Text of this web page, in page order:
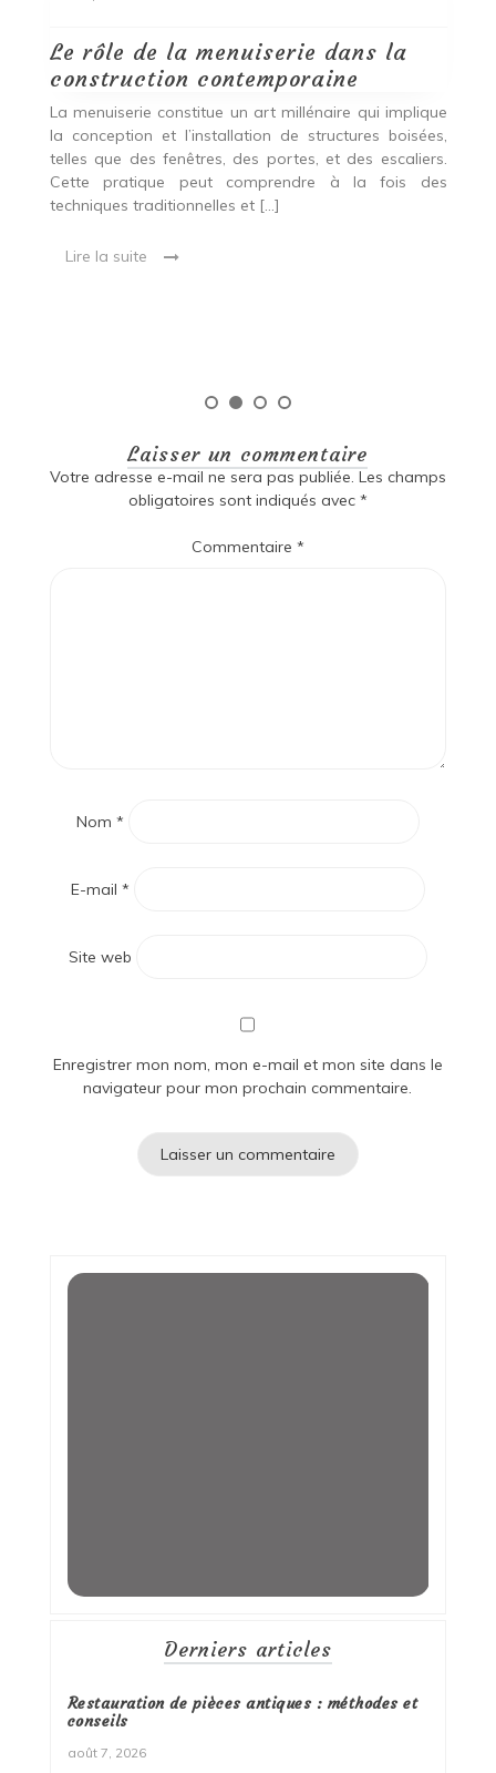
Le rôle de la menuiserie dans la
construction contemporaine
La menuiserie constitue un art millénaire qui implique
la conception et l’installation de structures boisées,
telles que des fenêtres, des portes, et des escaliers.
Cette pratique peut comprendre à la fois des
techniques traditionnelles et […]
Lire la suite
Laisser un commentaire
Votre adresse e-mail ne sera pas publiée. Les champs
obligatoires sont indiqués avec *
Commentaire *
Nom *
E-mail *
Site web
Enregistrer mon nom, mon e-mail et mon site dans le
navigateur pour mon prochain commentaire.
Derniers articles
Restauration de pièces antiques : méthodes et
conseils
août 7, 2026